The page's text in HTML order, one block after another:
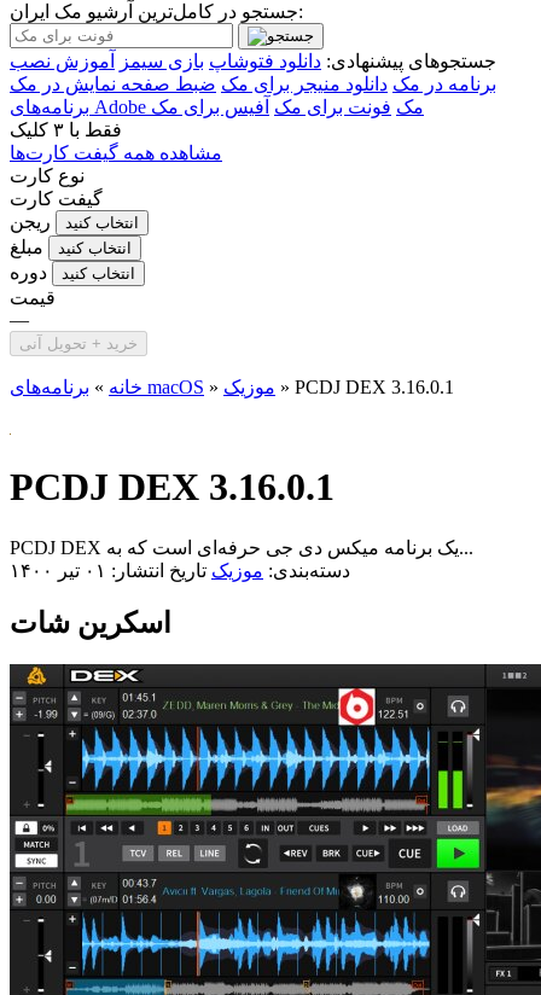
جستجو در کامل‌ترین آرشیو مک ایران:
جستجوهای پیشنهادی: دانلود فتوشاپ بازی سیمز
آموزش نصب
برنامه در مک دانلود منیجر برای مک ضبط صفحه نمایش در مک
برنامه‌های Adobe مک فونت برای مک آفیس برای مک
فقط با ۳ کلیک
مشاهده همه گیفت کارت‌ها
نوع کارت
گیفت کارت
ریجن
انتخاب کنید
مبلغ انتخاب کنید
دوره انتخاب کنید
قیمت
—
خرید + تحویل آنی
خانه » برنامه‌های macOS » موزیک » PCDJ DEX 3.16.0.1
PCDJ DEX 3.16.0.1
PCDJ DEX یک برنامه میکس دی جی حرفه‌ای است که به...
دسته‌بندی: موزیک تاریخ انتشار: ۰۱ تیر ۱۴۰۰
اسکرین شات